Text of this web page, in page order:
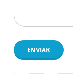
ENVIAR